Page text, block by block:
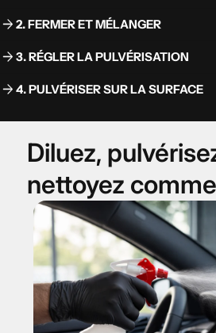
arrow_forward 2. FERMER ET MÉLANGER
arrow_forward 3. RÉGLER LA PULVÉRISATION
arrow_forward 4. PULVÉRISER SUR LA SURFACE
Diluez,
nettoyez